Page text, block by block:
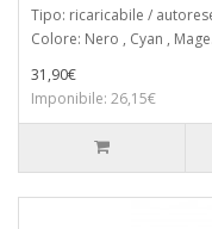
Tipo: ricaricabile /
Colore: Nero , Cyan ,
31,90€
Imponibile: 26,15€